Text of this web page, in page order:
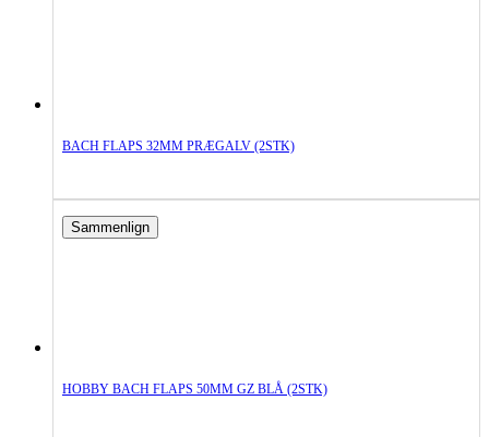
BACH FLAPS 32MM PRÆGALV (2STK)
Sammenlign
HOBBY BACH FLAPS 50MM GZ BLÅ (2STK)